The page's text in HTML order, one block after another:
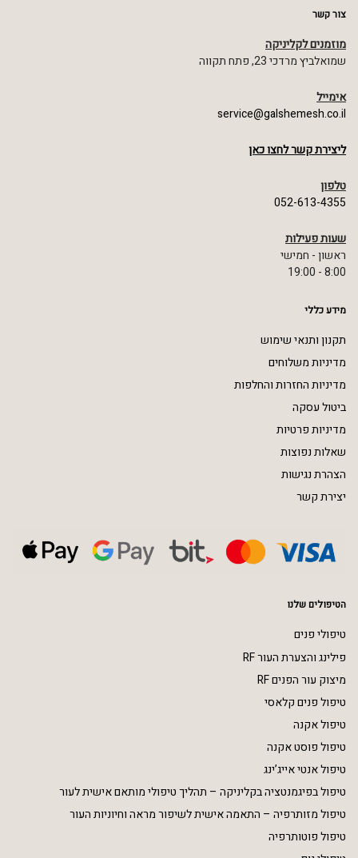
צור קשר
מוזמנים לקליניקה
שמואלביץ מרדכי 23, פתח תקווה
אימייל
service@galshemesh.co.il
ליצירת קשר לחצו כאן
טלפון
052-613-4355
שעות פעילות
ראשון - חמישי
8:00 - 19:00
מידע כללי
תקנון ותנאי שימוש
מדיניות משלוחים
מדיניות החזרות והחלפות
ביטול עסקה
מדיניות פרטיות
שאלות נפוצות
הצהרת נגישות
יצירת קשר
הטיפולים שלנו
טיפולי פנים
פילינג והצערת העור RF
מיצוק עור הפנים RF
טיפול פנים קלאסי
טיפול אקנה
טיפול פוסט אקנה
טיפול אנטי אייג’ינג
טיפול בפיגמנטציה בקליניקה – תהליך טיפולי מותאם אישית לעור
טיפול מזותרפיה – התאמה אישית לשיפור מראה וחיוניות העור
טיפול פוטותרפיה